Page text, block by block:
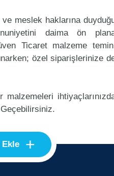
meslek haklarına
daima ön
Ticaret malzeme
özel siparişlerinize
malzemeleri
Ekle +